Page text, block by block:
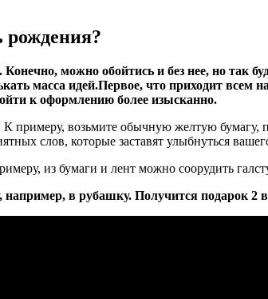
рождения?
можно обойтись и без нее, но так
масса идей.Первое, что приходит
к оформлению более изысканно.
примеру, возьмите обычную желтую
слов, которые заставят улыбнуться
из бумаги и лент можно соорудить
в рубашку. Получится подарок 2